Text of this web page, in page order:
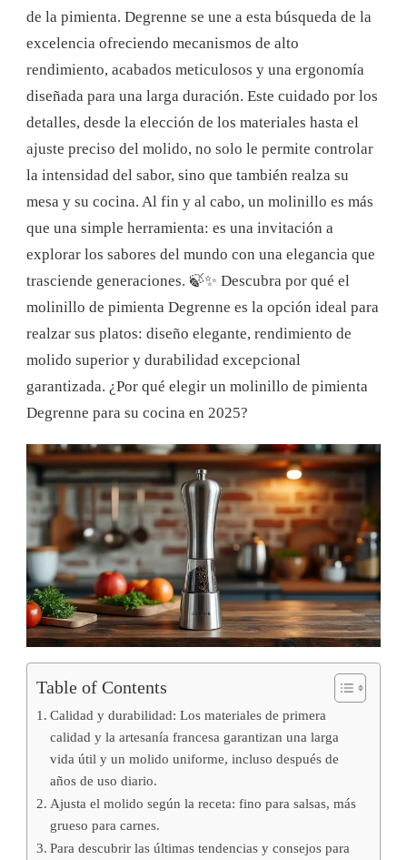
de la pimienta. Degrenne se une a esta búsqueda de la
excelencia ofreciendo mecanismos de alto
rendimiento, acabados meticulosos y una ergonomía
diseñada para una larga duración. Este cuidado por los
detalles, desde la elección de los materiales hasta el
ajuste preciso del molido, no solo le permite controlar
la intensidad del sabor, sino que también realza su
mesa y su cocina. Al fin y al cabo, un molinillo es más
que una simple herramienta: es una invitación a
explorar los sabores del mundo con una elegancia que
trasciende generaciones. 🍃✨ Descubra por qué el
molinillo de pimienta Degrenne es la opción ideal para
realzar sus platos: diseño elegante, rendimiento de
molido superior y durabilidad excepcional
garantizada. ¿Por qué elegir un molinillo de pimienta
Degrenne para su cocina en 2025?
Table of Contents
Calidad y durabilidad: Los materiales de primera
calidad y la artesanía francesa garantizan una larga
vida útil y un molido uniforme, incluso después de
años de uso diario.
Ajusta el molido según la receta: fino para salsas, más
grueso para carnes.
Para descubrir las últimas tendencias y consejos para